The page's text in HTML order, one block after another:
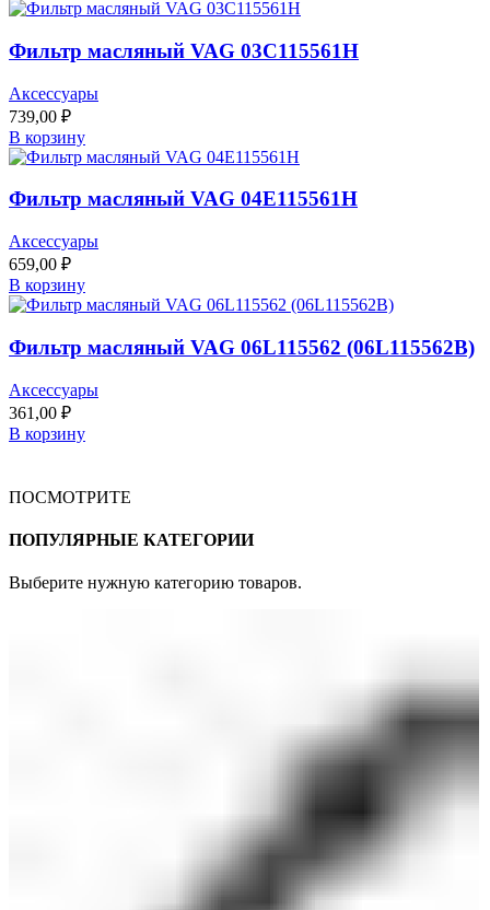
Фильтр масляный VAG 03C115561H
Аксессуары
739,00 ₽
В корзину
Фильтр масляный VAG 04E115561H
Аксессуары
659,00 ₽
В корзину
Фильтр масляный VAG 06L115562 (06L115562B)
Аксессуары
361,00 ₽
В корзину
ПОСМОТРИТЕ
ПОПУЛЯРНЫЕ КАТЕГОРИИ
Выберите нужную категорию товаров.